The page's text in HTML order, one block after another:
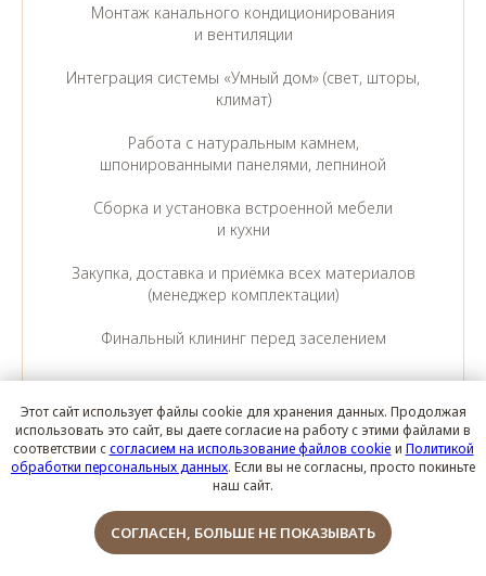
Этот сайт использует файлы cookie для хранения данных. Продолжая
использовать это сайт, вы даете согласие на работу с этими файлами в
соответствии ссогласием на использование файлов cookie и Политикой
обработки персональных данных. Если вы не согласны, просто покиньте
наш сайт.
СОГЛАСЕН, БОЛЬШЕ НЕ ПОКАЗЫВАТЬ
Монтаж канального кондиционирования
и вентиляции
Интеграция системы «Умный дом» (свет, шторы,
климат)
Работа с натуральным камнем,
шпонированными панелями, лепниной
Сборка и установка встроенной мебели
и кухни
Закупка, доставка и приёмка всех материалов
(менеджер комплектации)
Финальный клининг перед заселением
РАССЧИТАТЬ СМЕТУ
Обсудить проект